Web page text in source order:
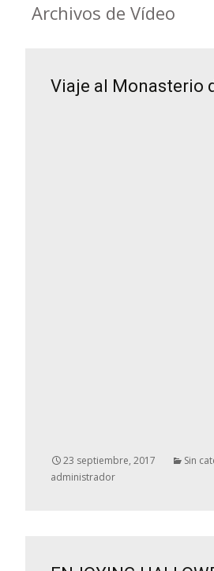
Archivos de Vídeo
Viaje al Monasterio
23 septiembre, 2017
Sin
administrador